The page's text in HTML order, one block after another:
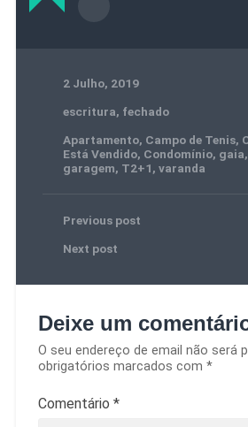
2 Julho, 2019
escritura, fechado
Apartamento, Campo de Tenis,
Está Vendido, Condomínio, gaia,
garagem, T2+1, varanda
Previous post
Next post
Deixe um
O seu endereço de email não será
obrigatórios marcados com *
Comentário *